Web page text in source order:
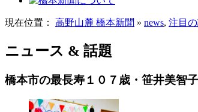
現在位置： 高野山麓 橋本新聞 » news, 注目
ニュース & 話題
橋本市の最長寿１０７歳・笹井美智